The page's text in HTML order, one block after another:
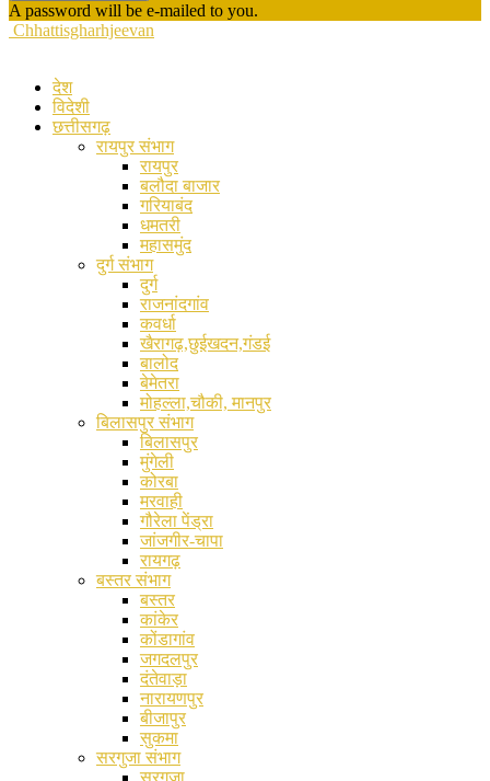
A password will be e-mailed to you.
Chhattisgharhjeevan
देश
विदेशी
छत्तीसगढ़
रायपुर संभाग
रायपुर
बलौदा बाजार
गरियाबंद
धमतरी
महासमुंद
दुर्ग संभाग
दुर्ग
राजनांदगांव
कवर्धा
खैरागढ़,छुईखदन,गंडई
बालोद
बेमेतरा
मोहल्ला,चौकी, मानपुर
बिलासपुर संभाग
बिलासपुर
मुंगेली
कोरबा
मरवाही
गौरेला पेंड्रा
जांजगीर-चापा
रायगढ़
बस्तर संभाग
बस्तर
कांकेर
कोंडागांव
जगदलपुर
दंतेवाड़ा
नारायणपुर
बीजापुर
सुकमा
सरगुजा संभाग
सरगुजा